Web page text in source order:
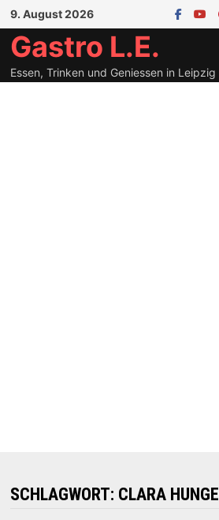
Zum
Inhalt
springen
9. August 2026
Gastro L.E.
Essen, Trinken und Geniessen in Leipzig
SCHLAGWORT: CLARA